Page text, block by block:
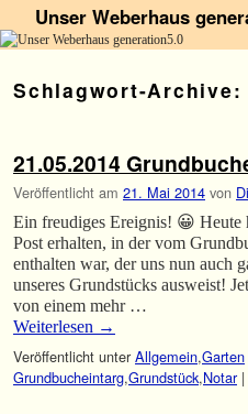
Unser Weberhaus
Schlagwort-
21.05.2014
Veröffentlicht am 21. Mai 2014 von
Ein freudiges Ereignis! 😀 Heute
Post erhalten, in der vom
enthalten war, der uns nun auch
unseres Grundstücks ausweist!
von einem mehr …
Weiterlesen →
Veröffentlicht unter Allgemein,Garten
Grundbucheintarg,Grundstück,Notar |